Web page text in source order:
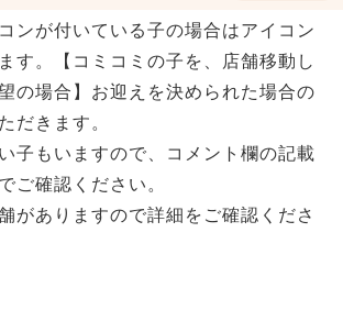
ンが付いている子の場合はアイコン
す。【コミコミの子を、店舗移動し
の場合】お迎えを決められた場合の
だきます。
子もいますので、コメント欄の記載
ご確認ください。
がありますので詳細をご確認くださ